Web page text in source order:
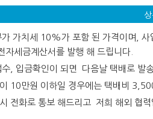
가치세 10%가 포함 된 가격이며,
자세금계산서를 발행 해 드립니다.
, 입금확인이 되면 다음날 택배로 발
10만원 이하일 경우에는 택배비
전화로 통보 해드리고 저희 해외 협